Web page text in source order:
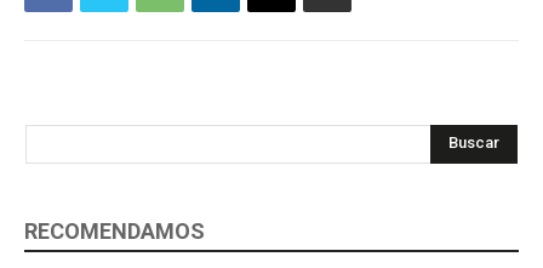
Buscar
RECOMENDAMOS